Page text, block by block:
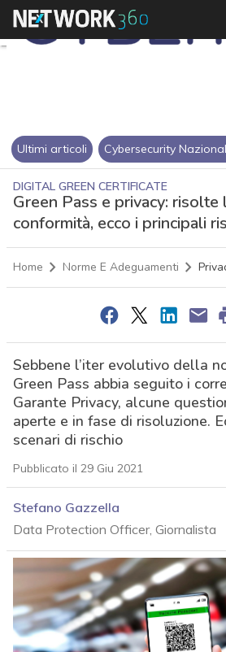
Ultimi articoli Cybersecurity
DIGITAL GREEN CERTIFICATE
Green Pass e privacy: risolte
conformità, ecco i principali
Home Norme E Adeguamenti
Sebbene l’iter evolutivo della
Green Pass abbia seguito i
Garante Privacy, alcune
aperte e in fase di risoluzione.
scenari di rischio
Pubblicato il 29 Giu 2021
Stefano Gazzella
Data Protection Officer, Giornalista